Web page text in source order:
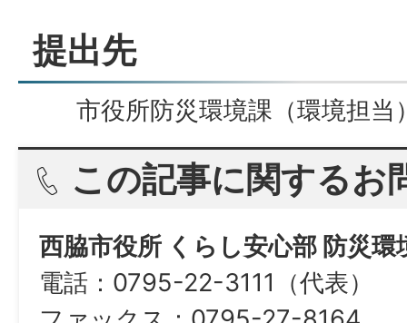
提出先
市役所防災環境課（環境担当
この記事に関するお
西脇市役所 くらし安心部 防災環
電話：0795-22-3111（代表）